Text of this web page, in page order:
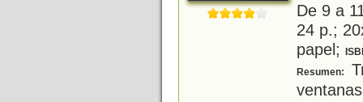
De 9 a
24 p.;
papel;
Resumen: